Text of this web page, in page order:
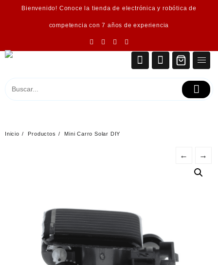
Bienvenido! Conoce la tienda de electrónica y robótica de
competencia con 7 años de experiencia
Inicio Productos Mini Carro Solar DIY
← →